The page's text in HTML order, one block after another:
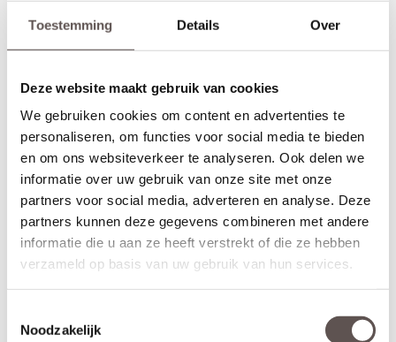
Toestemming Details Over
Deze website maakt gebruik van cookies
We gebruiken cookies om content en advertenties te
personaliseren, om functies voor social media te bieden
en om ons websiteverkeer te analyseren. Ook delen we
informatie over uw gebruik van onze site met onze
partners voor social media, adverteren en analyse. Deze
partners kunnen deze gegevens combineren met andere
informatie die u aan ze heeft verstrekt of die ze hebben
verzameld op basis van uw gebruik van hun services.
Noodzakelijk
Cando Buitendeurbeslagpakket CVP103